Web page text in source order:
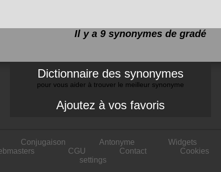
Il y a 9 synonymes de gradé
Dictionnaire des synonymes
pour vous aider à trouver le meilleur synonyme
Ajoutez à vos favoris
Conjugaison Antonyme
Widgets
CGU Contact
Cookies
settings